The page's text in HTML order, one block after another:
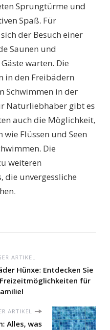
Sprungtürme und
Spaß. Für
der Besuch einer
Saunen und
warten. Die
in den Freibädern
Schwimmen in der
Naturliebhaber gibt es
auch die Möglichkeit,
Flüssen und Seen
Die
weiteren
die unvergessliche
ARTIKEL
Hünxe: Entdecken Sie
für
ARTIKEL
Alles, was